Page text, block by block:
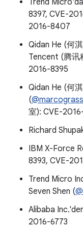
Trend
8397, CVE-
2016-8407
Qidan He (何
Tencent (腾讯
2016-8395
Qidan He (何
(@marcograss
室): CVE-
Richard
IBM X-Force
8393, CVE-
Trend Micro
Seven Shen (
Alibaba
2016-6773